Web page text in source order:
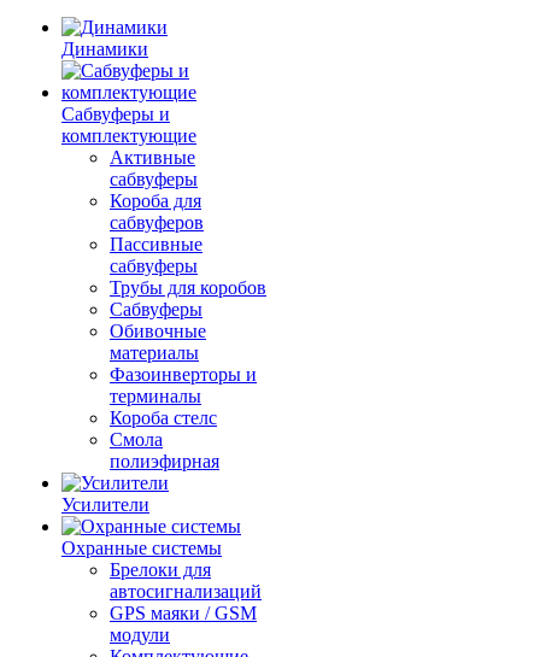
Динамики
Сабвуферы и
комплектующие
Активные
сабвуферы
Короба для
сабвуферов
Пассивные
сабвуферы
Трубы для коробов
Сабвуферы
Обивочные
материалы
Фазоинверторы и
терминалы
Короба стелс
Смола
полиэфирная
Усилители
Охранные системы
Брелоки для
автосигнализаций
GPS маяки / GSM
модули